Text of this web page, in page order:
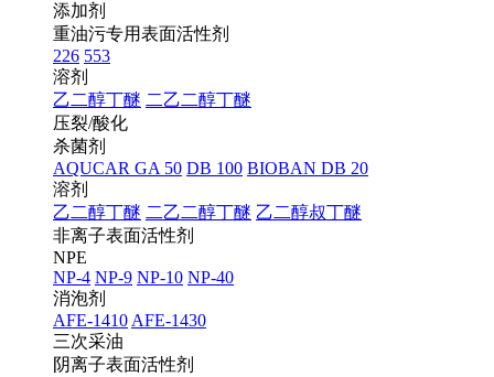
添加剂
重油污专用表面活性剂
226 553
溶剂
乙二醇丁醚 二乙二醇丁醚
压裂/酸化
杀菌剂
AQUCAR GA 50 DB 100 BIOBAN DB 20
溶剂
乙二醇丁醚 二乙二醇丁醚 乙二醇叔丁醚
非离子表面活性剂
NPE
NP-4 NP-9 NP-10 NP-40
消泡剂
AFE-1410 AFE-1430
三次采油
阴离子表面活性剂